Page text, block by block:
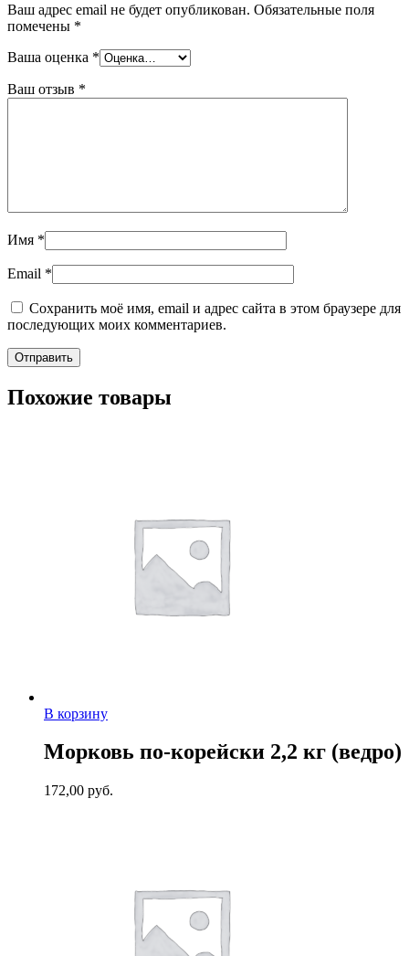
Ваш адрес email не будет опубликован. Обязательные поля
помечены *
Ваша оценка *
Ваш отзыв *
Имя *
Email *
Сохранить моё имя, email и адрес сайта в этом браузере для
последующих моих комментариев.
Похожие товары
В корзину
Морковь по-корейски 2,2 кг (ведро)
172,00 руб.